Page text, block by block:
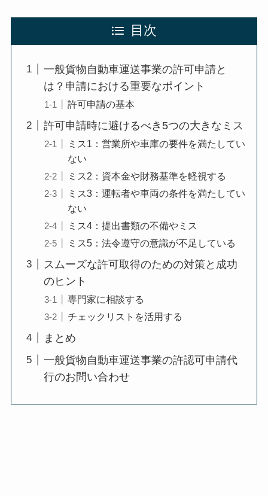
目次
一般貨物自動車運送事業の許可申請と
は？申請における重要なポイント
許可申請の基本
許可申請時に避けるべき5つの大きなミス
ミス1：営業所や車庫の要件を満たしてい
ない
ミス2：資本金や財務基準を軽視する
ミス3：運転者や車両の条件を満たしてい
ない
ミス4：提出書類の不備やミス
ミス5：法令遵守の意識が不足している
スムーズな許可取得のための対策と成功
のヒント
専門家に相談する
チェックリストを活用する
まとめ
一般貨物自動車運送事業の許認可申請代
行のお問い合わせ